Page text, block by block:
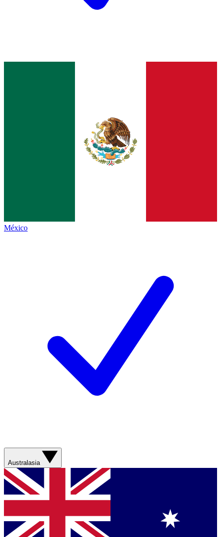
México
Australasia